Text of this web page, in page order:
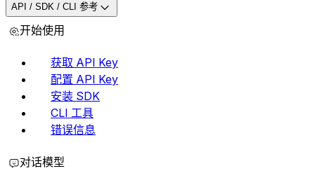
API / SDK / CLI 参考
开始使用
获取 API Key
配置 API Key
安装 SDK
CLI 工具
错误信息
对话模型